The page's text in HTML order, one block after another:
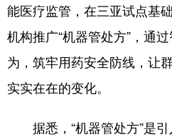
能医疗监管，在三亚试点基
机构推广“机器管处方”，通
为，筑牢用药安全防线，让
实实在在的变化。
据悉，“机器管处方”是引